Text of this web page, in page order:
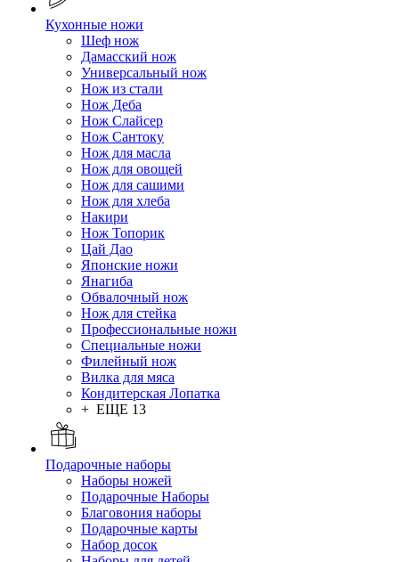
Кухонные ножи
Шеф нож
Дамасский нож
Универсальный нож
Нож из стали
Нож Деба
Нож Слайсер
Нож Сантоку
Нож для масла
Нож для овощей
Нож для сашими
Нож для хлеба
Накири
Нож Топорик
Цай Дао
Японские ножи
Янагиба
Обвалочный нож
Нож для стейка
Профессиональные ножи
Специальные ножи
Филейный нож
Вилка для мяса
Кондитерская Лопатка
+ ЕЩЕ 13
Подарочные наборы
Наборы ножей
Подарочные Наборы
Благовония наборы
Подарочные карты
Набор досок